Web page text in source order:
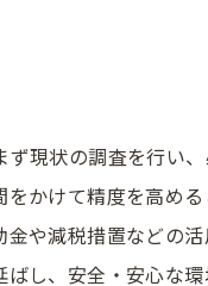
現状の調査を行い
かけて精度を高め
や減税措置などの
し、安全・安心な環